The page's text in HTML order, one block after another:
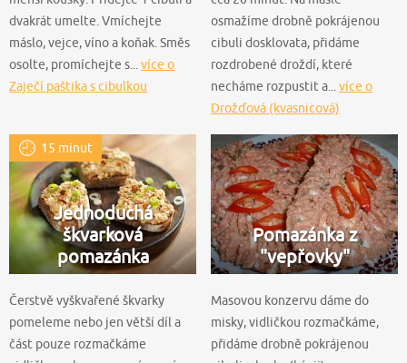
dvakrát umelte. Vmíchejte
máslo, vejce, víno a koňak. Směs
osolte, promíchejte s... více o
Zaječí paštika s cibulkou
osmažíme drobně pokrájenou
cibuli dosklovata, přidáme
rozdrobené droždí, které
necháme rozpustit a... více o
Drožďová (kvasnicová)
15 minut
Jednoduchá
škvarková
pomazánka
Čerstvě vyškvařené škvarky
pomeleme nebo jen větší díl a
část pouze rozmačkáme
Pomazánka z
"vepřovky"
Masovou konzervu dáme do
misky, vidličkou rozmačkáme,
přidáme drobně pokrájenou